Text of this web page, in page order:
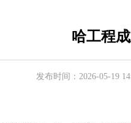
哈工程
发布时间：2026-05-19